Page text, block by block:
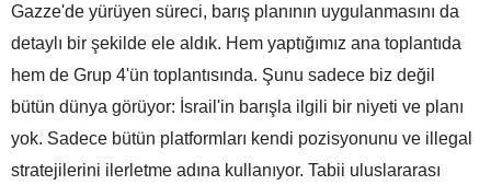
Gazze'de yürüyen süreci, barış planının uygulanmasını da
detaylı bir şekilde ele aldık. Hem yaptığımız ana toplantıda
hem de Grup 4'ün toplantısında. Şunu sadece biz değil
bütün dünya görüyor: İsrail'in barışla ilgili bir niyeti ve planı
yok. Sadece bütün platformları kendi pozisyonunu ve illegal
stratejilerini ilerletme adına kullanıyor. Tabii uluslararası